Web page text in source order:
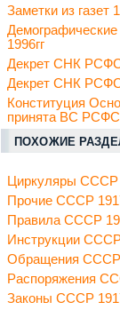
Заметки из газет
1996гг
Декрет СНК
Декрет СНК
Конституция
принята ВС
ПОХОЖИЕ
Циркуляры СССР
Прочие СССР
Правила СССР
Инструкции
Обращения СССР
Распоряжения
Законы СССР